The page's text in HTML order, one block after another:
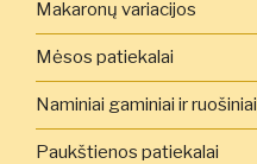
Makaronų variacijos
Mėsos patiekalai
Naminiai gaminiai ir ruošiniai
Paukštienos patiekalai